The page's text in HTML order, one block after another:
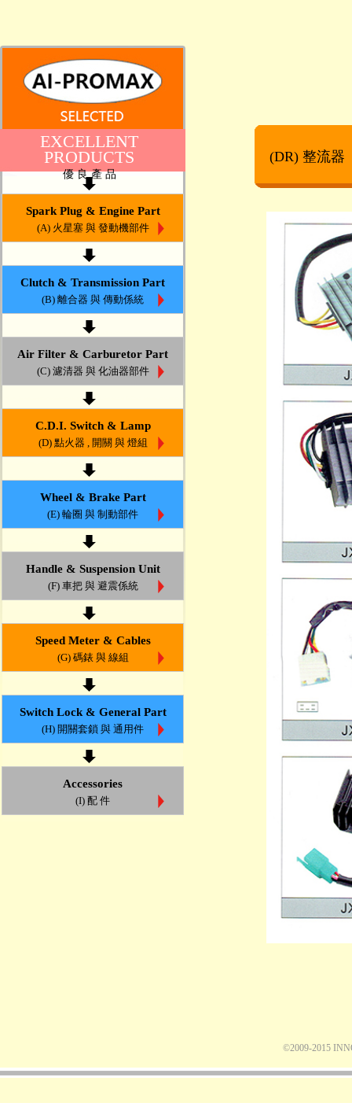
EXCELLENT
PRODUCTS
優 良 產 品
Spark Plug & Engine Part
(A) 火星塞 與 發動機部件
Clutch & Transmission Part
(B) 離合器 與 傳動係統
Air Filter & Carburetor Part
(C) 濾清器 與 化油器部件
C.D.I. Switch & Lamp
(D) 點火器 , 開關 與 燈組
Wheel & Brake Part
(E) 輪圈 與 制動部件
Handle & Suspension Unit
(F) 車把 與 避震係統
Speed Meter & Cables
(G) 碼錶 與 線組
Switch Lock & General Part
(H) 開關套鎖 與 通用件
Accessories
(I) 配 件
(DR) 整流器
©2009-2015